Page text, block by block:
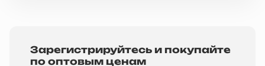
Зарегистрируйтесь и покупайте
по оптовым ценам